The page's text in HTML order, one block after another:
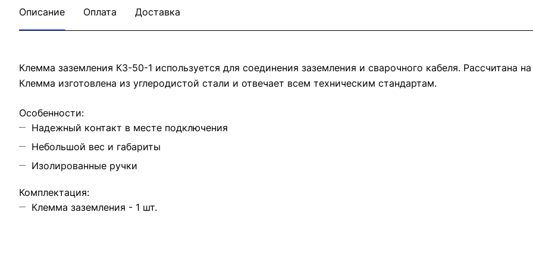
Описание Оплата Доставка
Клемма заземления КЗ-50-1 используется для соединения заземления и сварочного кабеля. Рассчитана
Клемма изготовлена из углеродистой стали и отвечает всем техническим стандартам.
Особенности:
Надежный контакт в месте подключения
Небольшой вес и габариты
Изолированные ручки
Комплектация:
Клемма заземления - 1 шт.